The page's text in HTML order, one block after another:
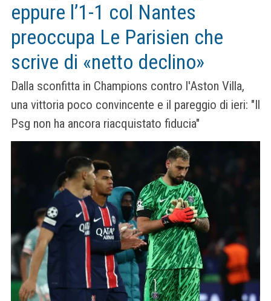
eppure l’1-1 col Nantes
preoccupa Le Parisien che
scrive di «netto declino»
Dalla sconfitta in Champions contro l'Aston Villa,
una vittoria poco convincente e il pareggio di ieri: "Il
Psg non ha ancora riacquistato fiducia"